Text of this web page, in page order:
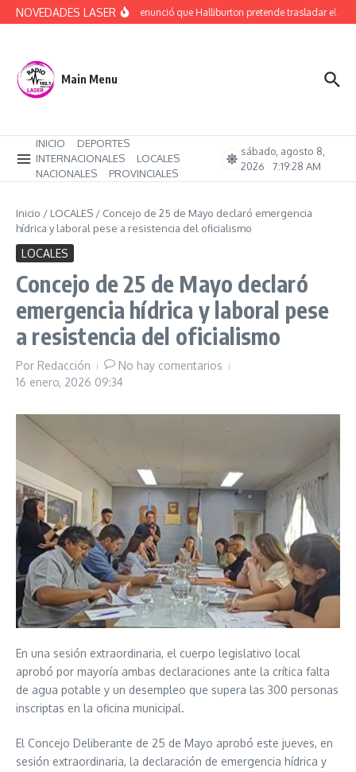
Saltar al contenido
NOVEDADES LASERRucci denunció que Halliburton pretende trasladar el
Main Menu
INICIO
DEPORTES
INTERNACIONALES
LOCALES
NACIONALES
PROVINCIALES
sábado, agosto 8,
2026
7:19:29 AM
Inicio / LOCALES / Concejo de 25 de Mayo declaró emergencia
hídrica y laboral pese a resistencia del oficialismo
LOCALES
Concejo de 25 de Mayo declaró
emergencia hídrica y laboral pese
a resistencia del oficialismo
Por Redacción
No hay comentarios
16 enero, 2026 09:34
En una sesión extraordinaria, el cuerpo legislativo local
aprobó por mayoría ambas declaraciones ante la crítica falta
de agua potable y un desempleo que supera las 300 personas
inscriptas en la oficina municipal.
El Concejo Deliberante de 25 de Mayo aprobó este jueves, en
sesión extraordinaria, la declaración de emergencia hídrica y